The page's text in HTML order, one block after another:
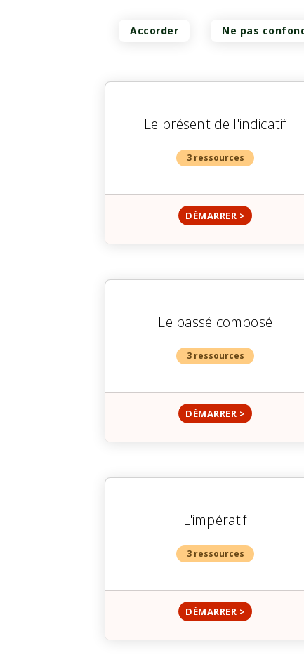
Accorder Ne pas
Le présent de l'indicatif
3 ressources
DÉMARRER >
Le passé composé
3 ressources
DÉMARRER >
L'impératif
3 ressources
DÉMARRER >